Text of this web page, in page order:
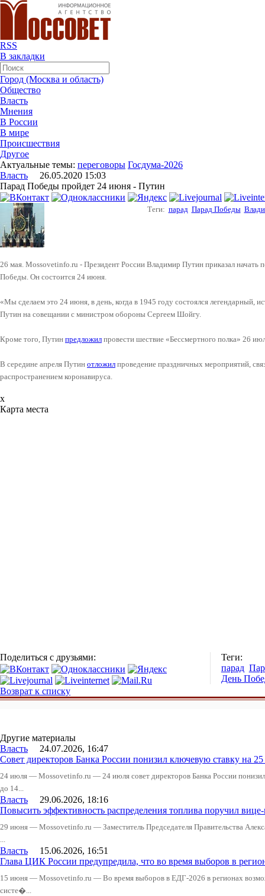
RSS
В закладки
Город (Москва и область)
Общество
Власть
Мнения
В России
В мире
Происшествия
Другое
Актуальные темы: переговоры Госдума-2026
Власть 26.05.2020 15:03
Парад Победы пройдет 24 июня - Путин
Теги: парад Парад Победы
26 мая. Mossovetinfo.ru - Президент России Владимир Путин приказал начать
Победы. Он состоится 24 июня.
«Мы сделаем это 24 июня, в день, когда в 1945 году состоялся легендарный,
Путин на совещании с министром обороны Сергеем Шойгу.
Кроме того, Путин предложил провести шествие «Бессмертного полка» 26
В середине апреля Путин отложил проведение праздничных мероприятий,
распространением коронавируса.
x
Карта места
Поделиться с друзьями:
Теги:
парад
День
Возврат к списку
Другие материалы
Власть 24.07.2026, 16:47
Совет директоров Банка России понизил ключевую ставку на
24 июля — Mossovetinfo.ru — 24 июля совет директоров Банка России
до 14...
Власть 29.06.2026, 18:16
Повысить эффективность распределения топлива поручил
29 июня — Mossovetinfo.ru — Заместитель Председателя Правительства
...
Власть 15.06.2026, 16:51
Глава ЦИК России предупредила, что во время выборов в
15 июня — Mossovetinfo.ru — Во время выборов в ЕДГ-2026 в регионах
систе�...